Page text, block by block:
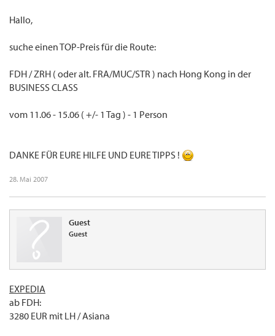
Hallo,
suche einen TOP-Preis für die Route:
FDH / ZRH ( oder alt. FRA/MUC/STR ) nach Hong Kong in der
BUSINESS CLASS
vom 11.06 - 15.06 ( +/- 1 Tag ) - 1 Person
DANKE FÜR EURE HILFE UND EURE TIPPS !
28. Mai 2007
Guest
Guest
EXPEDIA
ab FDH:
3280 EUR mit LH / Asiana